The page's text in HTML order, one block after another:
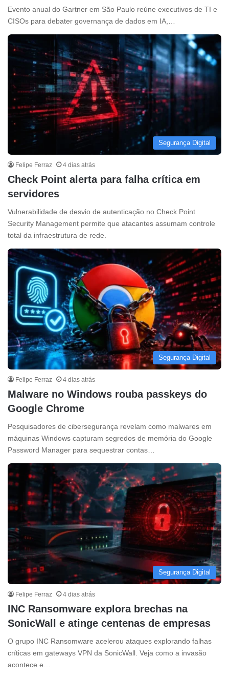
Evento anual do Gartner em São Paulo reúne executivos de TI e
CISOs para debater governança de dados em IA,…
Segurança Digital
Felipe Ferraz 4 dias atrás
Check Point alerta para falha crítica em
servidores
Vulnerabilidade de desvio de autenticação no Check Point
Security Management permite que atacantes assumam controle
total da infraestrutura de rede.
Segurança Digital
Felipe Ferraz 4 dias atrás
Malware no Windows rouba passkeys do
Google Chrome
Pesquisadores de cibersegurança revelam como malwares em
máquinas Windows capturam segredos de memória do Google
Password Manager para sequestrar contas…
Segurança Digital
Felipe Ferraz 4 dias atrás
INC Ransomware explora brechas na
SonicWall e atinge centenas de empresas
O grupo INC Ransomware acelerou ataques explorando falhas
críticas em gateways VPN da SonicWall. Veja como a invasão
acontece e…